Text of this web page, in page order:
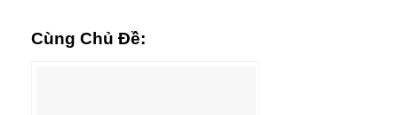
Cùng Chủ Đề: